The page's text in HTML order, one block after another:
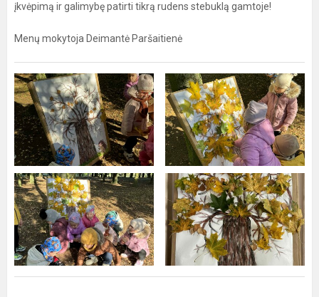
įkvėpimą ir galimybę patirti tikrą rudens stebuklą gamtoje!
Menų mokytoja Deimantė Paršaitienė